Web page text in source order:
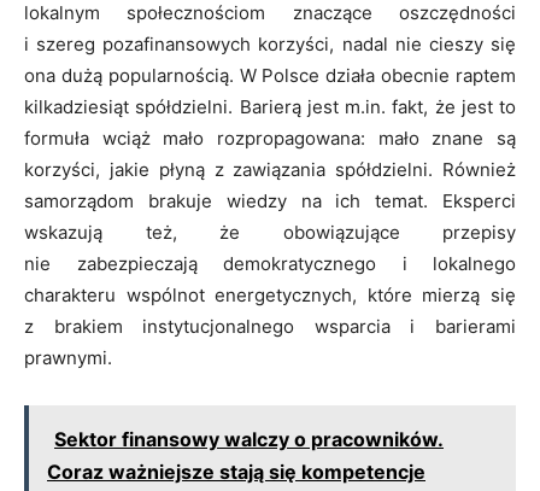
lokalnym społecznościom znaczące oszczędności
i szereg pozafinansowych korzyści, nadal nie cieszy się
ona dużą popularnością. W Polsce działa obecnie raptem
kilkadziesiąt spółdzielni. Barierą jest m.in. fakt, że jest to
formuła wciąż mało rozpropagowana: mało znane są
korzyści, jakie płyną z zawiązania spółdzielni. Również
samorządom brakuje wiedzy na ich temat. Eksperci
wskazują też, że obowiązujące przepisy
nie zabezpieczają demokratycznego i lokalnego
charakteru wspólnot energetycznych, które mierzą się
z brakiem instytucjonalnego wsparcia i barierami
prawnymi.
Sektor finansowy walczy o pracowników.
Coraz ważniejsze stają się kompetencje